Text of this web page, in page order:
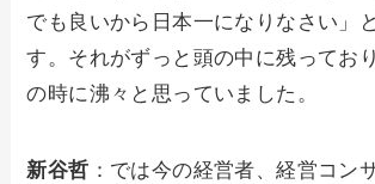
でも良いから日本一になりなさい」
す。それがずっと頭の中に残ってお
の時に沸々と思っていました。
新谷哲 ：では今の経営者、経営コン